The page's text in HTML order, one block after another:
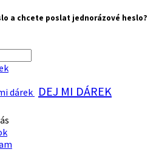
a chcete poslat jednorázové heslo?
DEJ MI DÁREK